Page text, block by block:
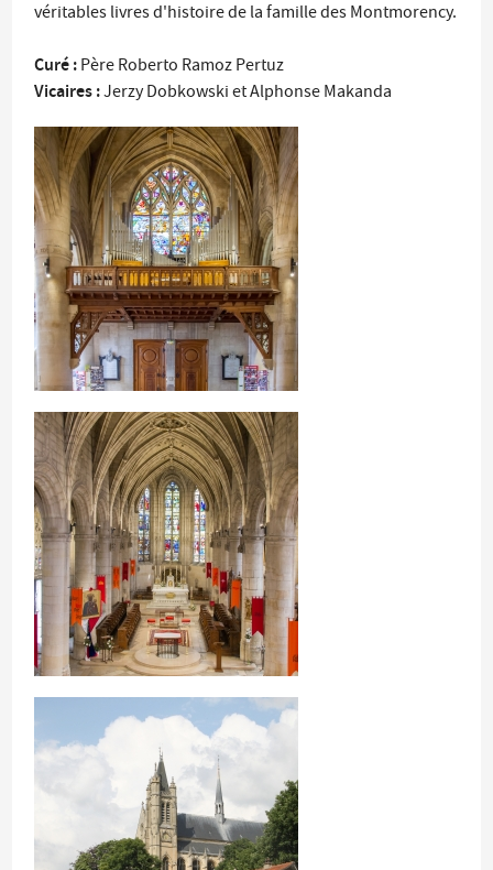
véritables livres d'histoire de la famille des Montmorency.
Curé : Père Roberto Ramoz Pertuz
Vicaires :Jerzy Dobkowski et Alphonse Makanda